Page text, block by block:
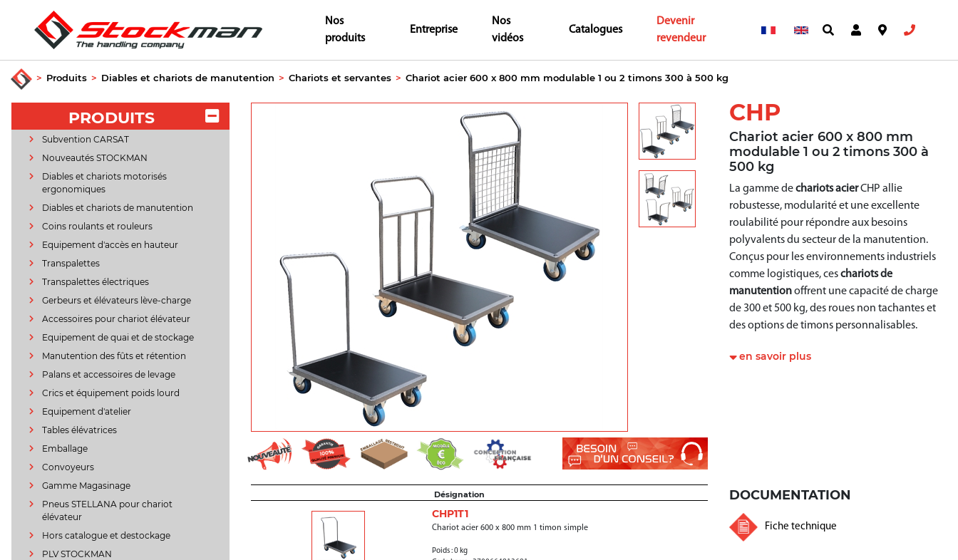
Nos
produits
Entreprise
Nos
vidéos
Catalogues
Devenir
revendeur
> Produits > Diables et chariots de manutention > Chariots et servantes > Chariot acier 600 x 800 mm modulable 1 ou 2 timons 300 à 500 kg
PRODUITS
Subvention CARSAT
Nouveautés STOCKMAN
Diables et chariots motorisés
ergonomiques
Diables et chariots de manutention
Coins roulants et rouleurs
Equipement d'accès en hauteur
Transpalettes
Transpalettes électriques
Gerbeurs et élévateurs lève-charge
Accessoires pour chariot élévateur
Equipement de quai et de stockage
Manutention des fûts et rétention
Palans et accessoires de levage
Crics et équipement poids lourd
Equipement d'atelier
Tables élévatrices
Emballage
Convoyeurs
Gamme Magasinage
Pneus STELLANA pour chariot
élévateur
Hors catalogue et destockage
PLV STOCKMAN
CHP
Chariot acier 600 x 800 mm
modulable 1 ou 2 timons 300 à
500 kg
La gamme dechariots acierCHP allie
robustesse, modularité et une excellente
roulabilité pour répondre aux besoins
polyvalents du secteur de la manutention.
Conçus pour les environnements industriels
comme logistiques, ceschariots de
manutentionoffrent une capacité de charge
de 300 et 500 kg, des roues non tachantes et
des options de timons personnalisables.
en savoir plus
Désignation
CHP1T1
Chariot acier 600 x 800 mm 1 timon simple
Poids : 0 kg
DOCUMENTATION
Fiche technique